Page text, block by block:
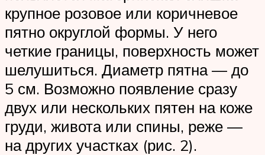
крупное розовое или коричневое
пятно округлой формы. У него
четкие границы, поверхность может
шелушиться. Диаметр пятна — до
5 см. Возможно появление сразу
двух или нескольких пятен на коже
груди, живота или спины, реже —
на других участках (рис. 2).